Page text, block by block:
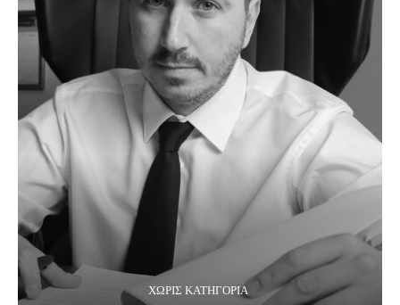
ΧΩΡΊΣ ΚΑΤΗΓΟΡΊΑ